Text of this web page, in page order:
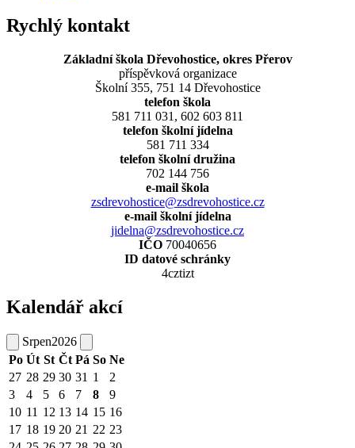
Rychlý kontakt
Základní škola Dřevohostice, okres Přerov
příspěvková organizace
Školní 355, 751 14 Dřevohostice
telefon škola
581 711 031, 602 603 811
telefon školní jídelna
581 711 334
telefon školní družina
702 144 756
e-mail škola
zsdrevohostice@zsdrevohostice.cz
e-mail školní jídelna
jidelna@zsdrevohostice.cz
IČO 70040656
ID datové schránky
4cztizt
Kalendář akcí
Srpen2026
Po Út St Čt Pá So Ne
27 28 29 30 31 1
2
3
4 5 6 7 8
9
10 11 12 13 14 15 16
17 18 19 20 21 22 23